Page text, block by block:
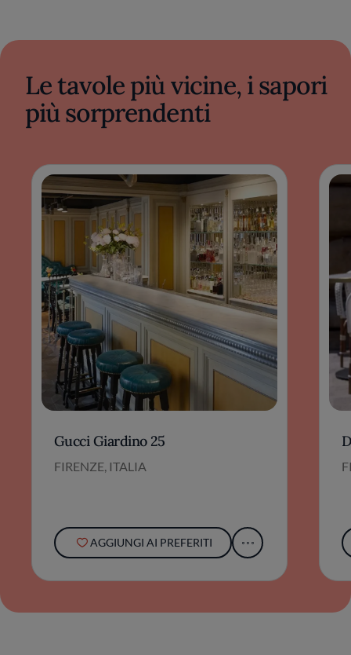
Le tavole più vicine, i sapori
più sorprendenti
Gucci Giardino 25
FIRENZE, ITALIA
AGGIUNGI AI PREFERITI